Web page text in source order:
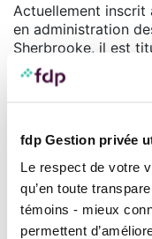
fdp Gestion privée
Le respect de votre
qu’en toute
témoins - mieux
permettent
Actuellement inscrit
en administration
Sherbrooke, il est
théologie
en administration
planificateur
planification
Sa mission : bâtir
confiance, la
des besoins de ses